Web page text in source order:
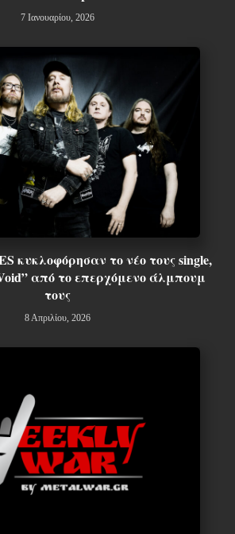
7 Ιανουαρίου, 2026
κυκλοφόρησαν το νέο τους single,
από το επερχόμενο άλμπουμ
τους
8 Απριλίου, 2026